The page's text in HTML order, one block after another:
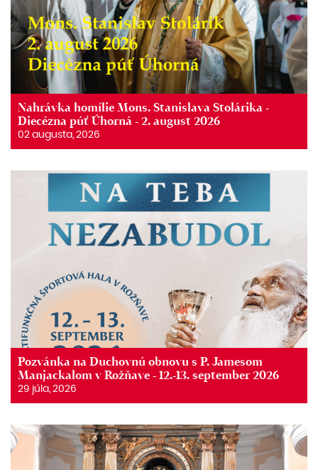
Nahrávka homílie Mons. Stanislava Stolárika -
Diecézna púť Úhorná - 2. august 2026
02 augusta, 2026
Pozvánka na Duchovnú obnovu s P. Jamesom
Manjackalom v Rožňave - 12.-13. september 2026
29 júla, 2026